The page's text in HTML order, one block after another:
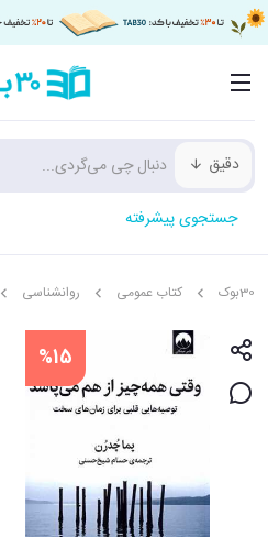
دقیق
جستجوی پیشرفته
30بوک کتاب عمومی روانشناسی
%15